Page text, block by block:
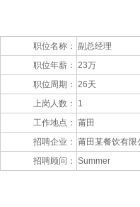
职位名称： 副总经理
职位年薪： 23万
职位周期： 26天
上岗人数：
1
工作地点： 莆田
招聘企业： 莆田某餐饮有限
招聘顾问： Summer